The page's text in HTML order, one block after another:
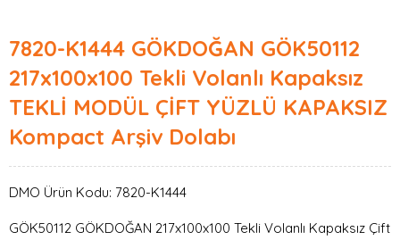
7820-K1444 GÖKDOĞAN GÖK50112
217x100x100 Tekli Volanlı Kapaksız
TEKLİ MODÜL ÇİFT YÜZLÜ KAPAKSIZ
Kompact Arşiv Dolabı
DMO Ürün Kodu: 7820-K1444
GÖK50112 GÖKDOĞAN 217x100x100 Tekli Volanlı Kapaksız Çift